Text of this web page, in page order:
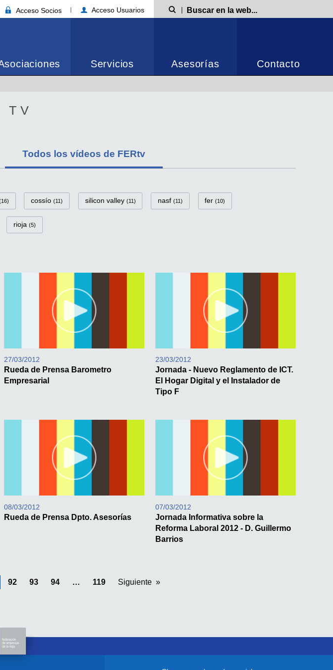
Acceso Socios Acceso Usuarios Búsqueda
Servicios Asesorías Contacto
TV
Todos los vídeos de FERtv
cossío (11) silicon valley (11) nasf (11) fer (10)
rioja (5)
27/03/2012
Rueda de Prensa Barometro
Empresarial
23/03/2012
Jornada - Nuevo Reglamento de ICT.
El Hogar Digital y el Instalador de
Tipo F
08/03/2012
Rueda de Prensa Dpto. Asesorías
07/03/2012
Jornada Informativa sobre la
Reforma Laboral 2012 - D. Guillermo
Barrios
en la pagina
92 93 94 119 Siguiente